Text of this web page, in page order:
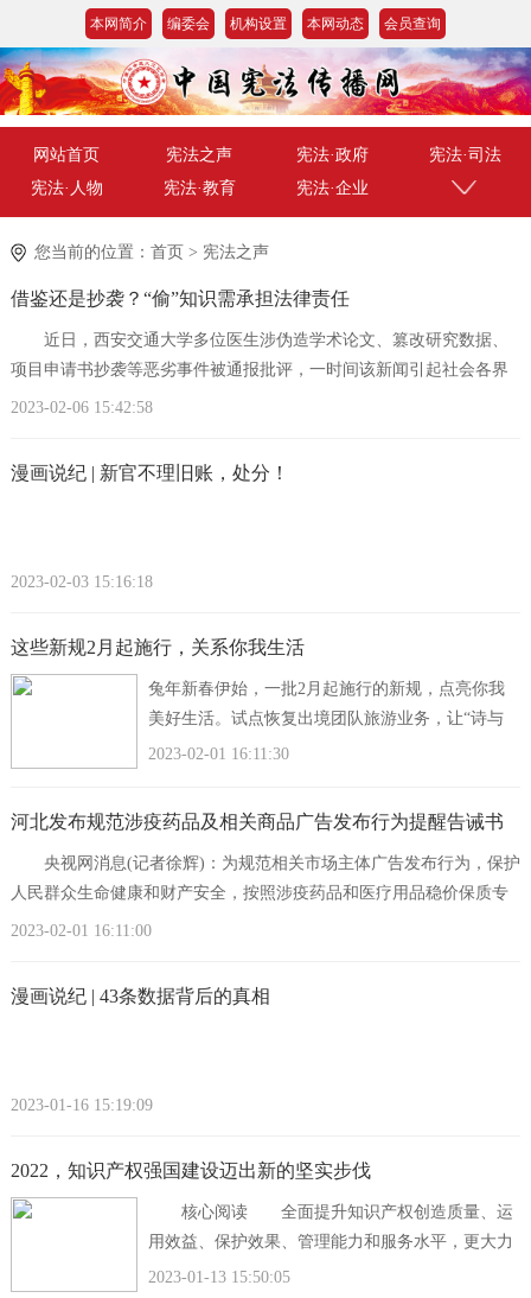
本网简介 编委会 机构设置 本网动态 会员查询
网站首页 宪法之声 宪法·政府
宪法·司法
宪法·人物
宪法·教育 宪法·企业
您当前的位置： 首页 > 宪法之声
借鉴还是抄袭？“偷”知识需承担法律责任
近日，西安交通大学多位医生涉伪造学术论文、篡改研究数据、
项目申请书抄袭等恶劣事件被通报批评，一时间该新闻引起社会各界
的广泛关注与讨论。 近年来，“学术
2023-02-06 15:42:58
漫画说纪 | 新官不理旧账，处分！
2023-02-03 15:16:18
这些新规2月起施行，关系你我生活
兔年新春伊始，一批2月起施行的新规，点亮你我
美好生活。试点恢复出境团队旅游业务，让“诗与
远方”触手可及；推广疼痛综合管理，不断提升群
2023-02-01 16:11:30
河北发布规范涉疫药品及相关商品广告发布行为提醒告诫书
央视网消息(记者徐辉)：为规范相关市场主体广告发布行为，保护
人民群众生命健康和财产安全，按照涉疫药品和医疗用品稳价保质专
项行动的工作安排，河北省市场监管局就规
2023-02-01 16:11:00
漫画说纪 | 43条数据背后的真相
2023-01-16 15:19:09
2022，知识产权强国建设迈出新的坚实步伐
核心阅读 全面提升知识产权创造质量、运
用效益、保护效果、管理能力和服务水平，更大力
度加强知识产权保护国际合作，扎实推动知识产权
2023-01-13 15:50:05